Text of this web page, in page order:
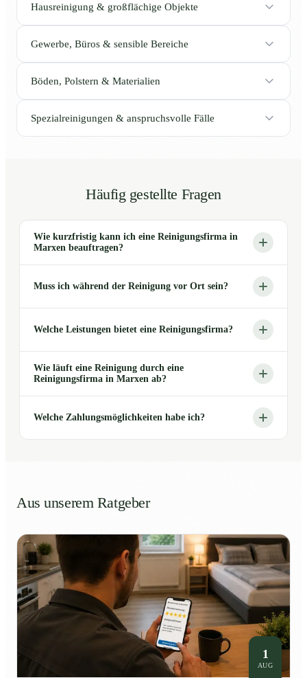
Hausreinigung & großflächige Objekte
Gewerbe, Büros & sensible Bereiche
Böden, Polstern & Materialien
Spezialreinigungen & anspruchsvolle Fälle
Häufig gestellte Fragen
Wie kurzfristig kann ich eine Reinigungsfirma in
Marxen beauftragen?
Muss ich während der Reinigung vor Ort sein?
Welche Leistungen bietet eine Reinigungsfirma?
Wie läuft eine Reinigung durch eine
Reinigungsfirma in Marxen ab?
Welche Zahlungsmöglichkeiten habe ich?
Aus unserem Ratgeber
1
AUG